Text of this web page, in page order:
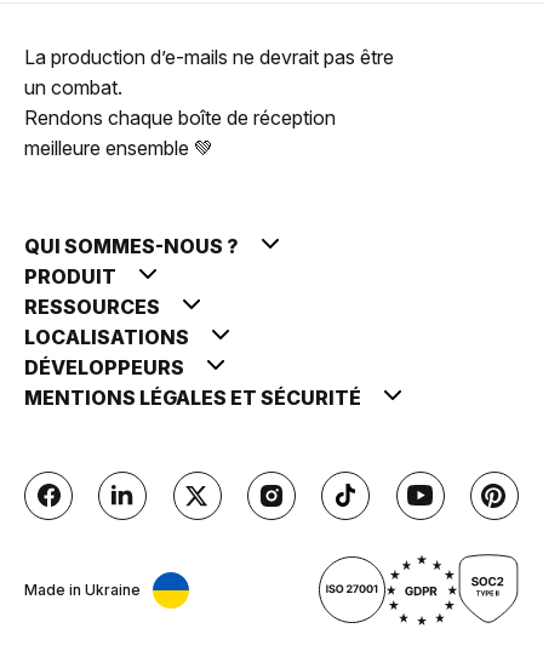
La production d’e-mails ne devrait pas être
un combat.
Rendons chaque boîte de réception
meilleure ensemble 💚
QUI SOMMES-NOUS ?
PRODUIT
RESSOURCES
LOCALISATIONS
DÉVELOPPEURS
MENTIONS LÉGALES ET SÉCURITÉ
Made in Ukraine